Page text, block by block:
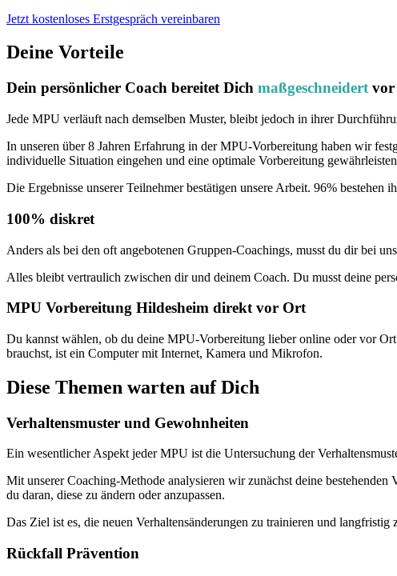
Jetzt kostenloses Erstgespräch vereinbaren
Deine Vorteile
Dein persönlicher Coach bereitet Dich maßgeschneidertvor
Jede MPU verläuft nach demselben Muster, bleibt jedoch in ihrer
In unseren über 8 Jahren Erfahrung in der MPU-Vorbereitung haben wir
individuelle Situation eingehen und eine optimale Vorbereitung
Die Ergebnisse unserer Teilnehmer bestätigen unsere Arbeit. 96%
100% diskret
Anders als bei den oft angebotenen Gruppen-Coachings, musst du dir bei
Alles bleibt vertraulich zwischen dir und deinem Coach. Du musst deine
MPU Vorbereitung Hildesheim direkt vor Ort
Du kannst wählen, ob du deine MPU-Vorbereitung lieber online oder vor
brauchst, ist ein Computer mit Internet, Kamera und Mikrofon.
Diese Themen warten auf Dich
Verhaltensmuster und Gewohnheiten
Ein wesentlicher Aspekt jeder MPU ist die Untersuchung der
Mit unserer Coaching-Methode analysieren wir zunächst deine
du daran, diese zu ändern oder anzupassen.
Das Ziel ist es, die neuen Verhaltensänderungen zu trainieren und langfristig
Rückfall Prävention